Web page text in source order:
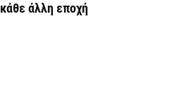
κάθε άλλη εποχή